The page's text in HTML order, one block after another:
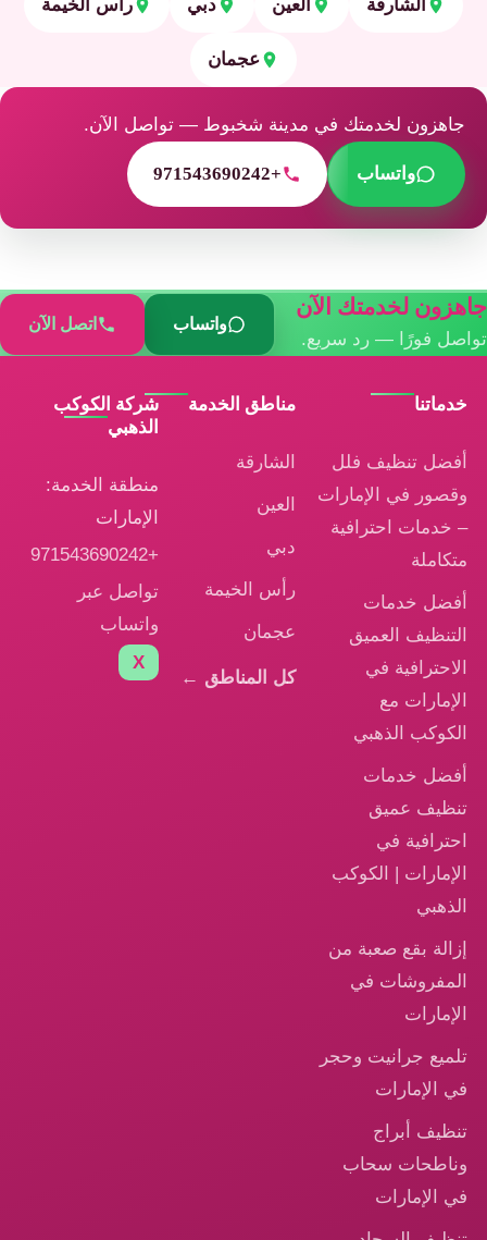
الشارقة العين دبي رأس الخيمة
عجمان
جاهزون لخدمتك في مدينة شخبوط — تواصل الآن.
واتساب +971543690242
جاهزون لخدمتك الآن
تواصل فورًا — رد سريع.
واتساب اتصل الآن
خدماتنا
أفضل تنظيف فلل
وقصور في الإمارات
– خدمات احترافية
متكاملة
أفضل خدمات
التنظيف العميق
الاحترافية في
الإمارات مع
الكوكب الذهبي
أفضل خدمات
تنظيف عميق
احترافية في
الإمارات | الكوكب
الذهبي
إزالة بقع صعبة من
المفروشات في
الإمارات
تلميع جرانيت وحجر
في الإمارات
تنظيف أبراج
وناطحات سحاب
في الإمارات
مناطق الخدمة
الشارقة
العين
دبي
رأس الخيمة
عجمان
كل المناطق ←
شركة الكوكب
الذهبي
منطقة الخدمة:
الإمارات
+971543690242
تواصل عبر
واتساب
X